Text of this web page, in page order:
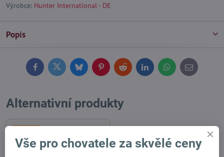
Výrobce: Hunter International - DE
Popis
FacebookTwitterBlueskyPinterestReddit LinkedInWhatsApp
E-
mail
Alternativní produkty
Vše pro chovatele za skvělé ceny